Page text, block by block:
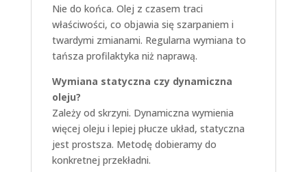
Nie do końca. Olej z czasem traci
właściwości, co objawia się szarpaniem i
twardymi zmianami. Regularna wymiana to
tańsza profilaktyka niż naprawą.
Wymiana statyczna czy dynamiczna
oleju?
Zależy od skrzyni. Dynamiczna wymienia
więcej oleju i lepiej płucze układ, statyczna
jest prostsza. Metodę dobieramy do
konkretnej przekładni.